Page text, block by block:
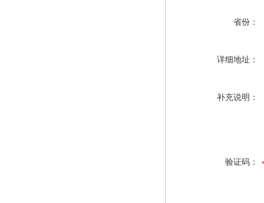
省份：
详细地址：
补充说明：
验证码：